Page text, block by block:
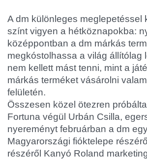
A dm különleges
színt vigyen a hétköznapokba:
középpontban a dm márkás
megkóstolhassa a világ állítólag
nem kellett mást tenni, mint a
márkás terméket vásárolni
felületén.
Összesen közel ötezren
Fortuna végül Urbán Csilla,
nyereményt februárban a dm
Magyarországi fióktelepe
részéről Kanyó Roland